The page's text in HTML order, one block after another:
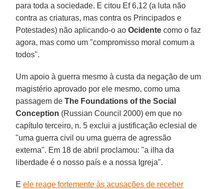
para toda a sociedade. E citou Ef 6,12 (a luta não
contra as criaturas, mas contra os Principados e
Potestades) não aplicando-o aoOcidente como o faz
agora, mas como um "compromisso moral comum a
todos".
Um apoio à guerra mesmo à custa da negação de um
magistério aprovado por ele mesmo, como uma
passagem deThe Foundations of the Social
Conception (Russian Council 2000) em que no
capítulo terceiro, n. 5 exclui a justificação eclesial de
"uma guerra civil ou uma guerra de agressão
externa". Em 18 de abril proclamou: "a ilha da
liberdade é o nosso país e a nossa Igreja".
Eele reage fortemente às acusações de receber